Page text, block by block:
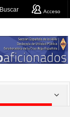
Buscar Acceso